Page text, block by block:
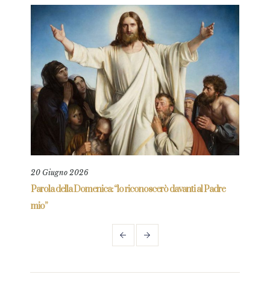
20 Giugno 2026
Parola della Domenica: “lo riconoscerò davanti al Padre
mio”